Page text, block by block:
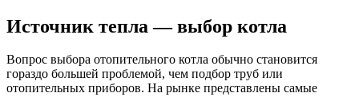
Источник тепла — выбор котла
Вопрос выбора отопительного котла обычно становится
гораздо большей проблемой, чем подбор труб или
отопительных приборов. На рынке представлены самые